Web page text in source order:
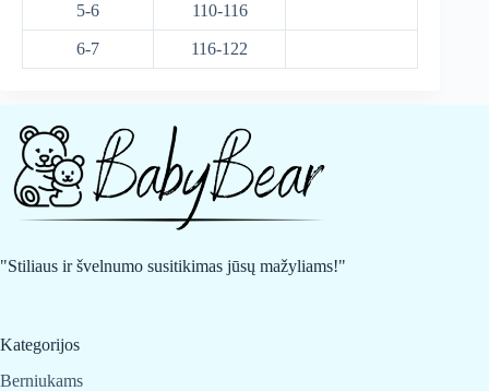
5-6 110-116
6-7 116-122
"Stiliaus ir švelnumo susitikimas jūsų mažyliams!"
Kategorijos
Berniukams